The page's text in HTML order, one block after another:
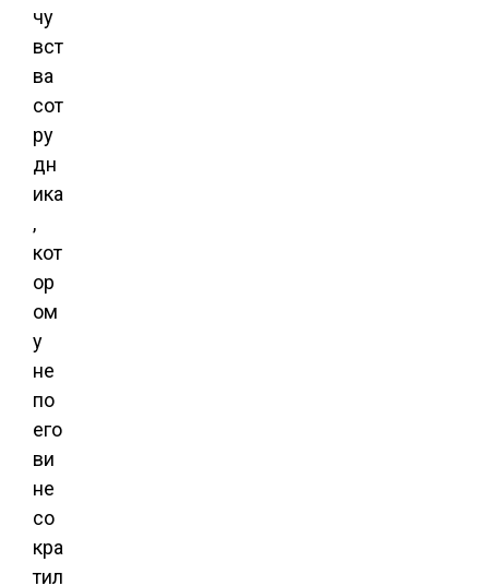
чу
вст
ва
сот
ру
дн
ика
,
кот
ор
ом
у
не
по
его
ви
не
со
кра
тил